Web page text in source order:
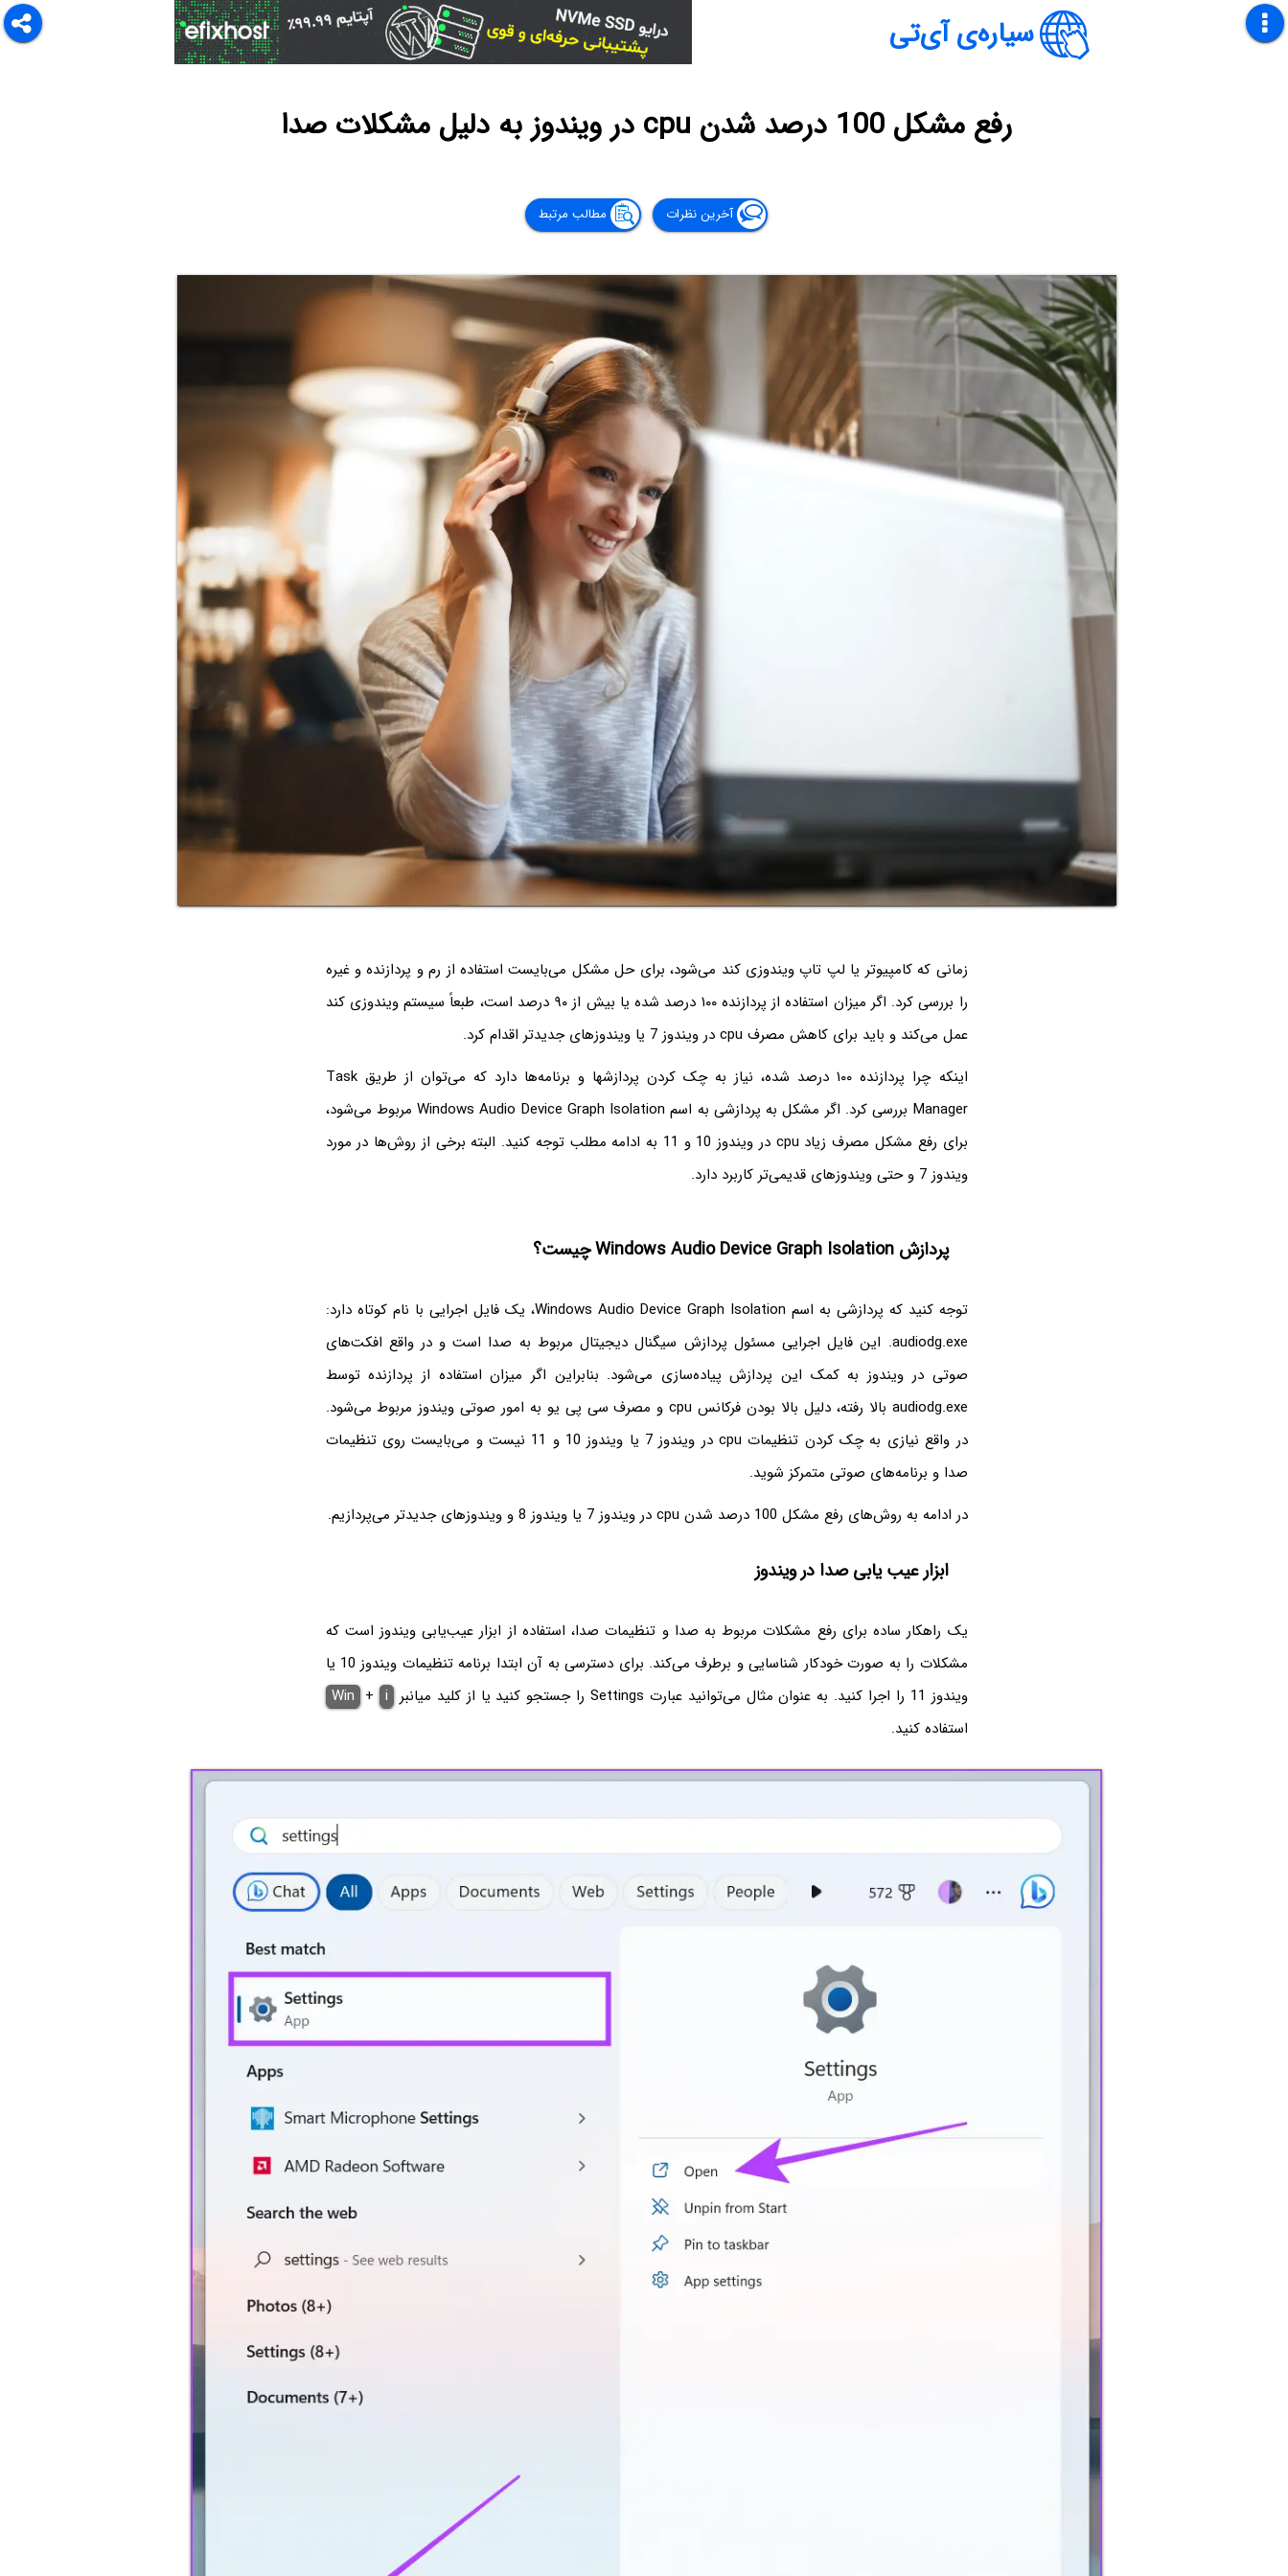
سیاره‌ی آی‌تی
رفع مشکل 100 درصد شدن cpu در ویندوز به دلیل مشکلات صدا
آخرین نظرات مطالب مرتبط
زمانی که کامپیوتر یا لپ تاپ ویندوزی کند می‌شود، برای حل مشکل می‌بایست استفاده از رم و پردازنده و غیره
را بررسی کرد. اگر میزان استفاده از پردازنده ۱۰۰ درصد شده یا بیش از ۹۰ درصد است، طبعاً سیستم ویندوزی کند
عمل می‌کند و باید برای کاهش مصرف cpu در ویندوز 7 یا ویندوزهای جدیدتر اقدام کرد.
اینکه چرا پردازنده ۱۰۰ درصد شده، نیاز به چک کردن پردازشها و برنامه‌ها دارد که می‌توان از طریق Task
Manager بررسی کرد. اگر مشکل به پردازشی به اسم Windows Audio Device Graph Isolation مربوط می‌شود،
برای رفع مشکل مصرف زیاد cpu در ویندوز 10 و 11 به ادامه مطلب توجه کنید. البته برخی از روش‌ها در مورد
ویندوز 7 و حتی ویندوزهای قدیمی‌تر کاربرد دارد.
پردازش Windows Audio Device Graph Isolation چیست؟
توجه کنید که پردازشی به اسم Windows Audio Device Graph Isolation، یک فایل اجرایی با نام کوتاه دارد:
audiodg.exe. این فایل اجرایی مسئول پردازش سیگنال دیجیتال مربوط به صدا است و در واقع افکت‌های
صوتی در ویندوز به کمک این پردازش پیاده‌سازی می‌شود. بنابراین اگر میزان استفاده از پردازنده توسط
audiodg.exe بالا رفته، دلیل بالا بودن فرکانس cpu و مصرف سی پی یو به امور صوتی ویندوز مربوط می‌شود.
در واقع نیازی به چک کردن تنظیمات cpu در ویندوز 7 یا ویندوز 10 و 11 نیست و می‌بایست روی تنظیمات
صدا و برنامه‌های صوتی متمرکز شوید.
در ادامه به روش‌های رفع مشکل 100 درصد شدن cpu در ویندوز 7 یا ویندوز 8 و ویندوزهای جدیدتر می‌پردازیم.
ابزار عیب یابی صدا در ویندوز
یک راهکار ساده برای رفع مشکلات مربوط به صدا و تنظیمات صدا، استفاده از ابزار عیب‌یابی ویندوز است که
مشکلات را به صورت خودکار شناسایی و برطرف می‌کند. برای دسترسی به آن ابتدا برنامه تنظیمات ویندوز 10 یا
ویندوز 11 را اجرا کنید. به عنوان مثال می‌توانید عبارت Settings را جستجو کنید یا از کلید میانبر
Win + i
استفاده کنید.